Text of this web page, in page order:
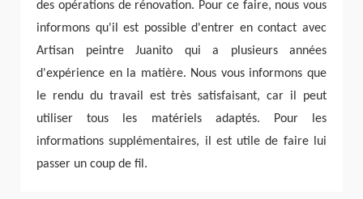
des opérations de rénovation. Pour ce faire, nous vous
informons qu'il est possible d'entrer en contact avec
Artisan peintre Juanito qui a plusieurs années
d'expérience en la matière. Nous vous informons que
le rendu du travail est très satisfaisant, car il peut
utiliser tous les matériels adaptés. Pour les
informations supplémentaires, il est utile de faire lui
passer un coup de fil.